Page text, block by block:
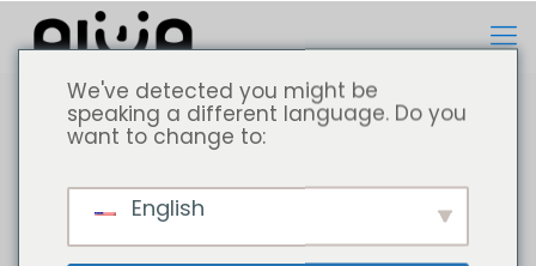
Todos Computador portátil
We've detected you might be
speaking a different language. Do you
want to change to:
English